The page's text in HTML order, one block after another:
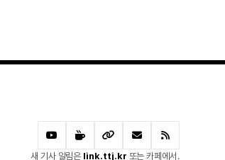
새 기사 알림은 link.ttj.kr 또는 카페에서.